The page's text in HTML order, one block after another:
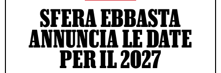
SFERA EBBASTA
ANNUNCIA LE DATE
PER IL 2027